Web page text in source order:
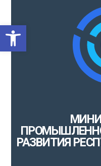
Открыть
РАЗВИТИЯ